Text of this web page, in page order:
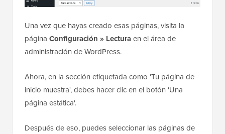
Una vez que hayas creado esas páginas, visita la
página Configuración » Lecturaen el área de
administración de WordPress.
Ahora, en la sección etiquetada como 'Tu página de
inicio muestra', debes hacer clic en el botón 'Una
página estática'.
Después de eso, puedes seleccionar las páginas de